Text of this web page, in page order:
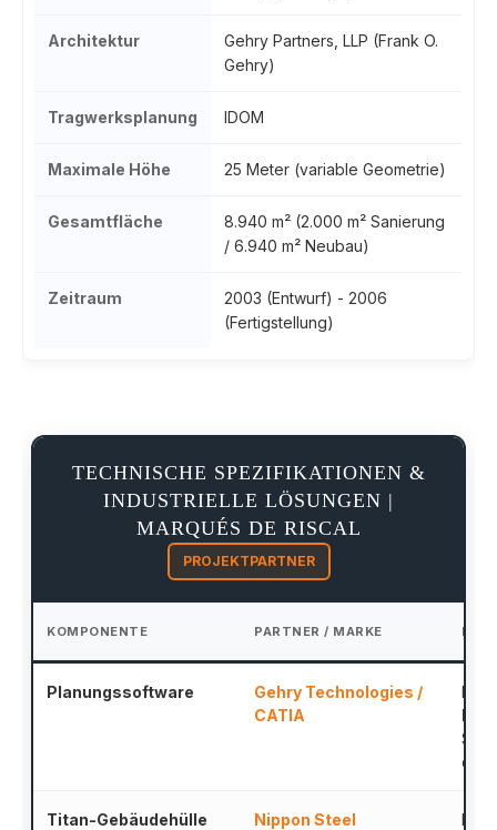
Architektur
Gehry Partners, LLP (Frank O.
Gehry)
Tragwerksplanung IDOM
Maximale Höhe 25 Meter (variable Geometrie)
Gesamtfläche
8.940 m² (2.000 m² Sanierung
/ 6.940 m² Neubau)
Zeitraum
2003 (Entwurf) - 2006
(Fertigstellung)
TECHNISCHE SPEZIFIKATIONEN &
INDUSTRIELLE LÖSUNGEN |
MARQUÉS DE RISCAL
PROJEKTPARTNER
KOMPONENTE PARTNER / MARKE
Planungssoftware
Gehry Technologies /
CATIA
der
Titan-Gebäudehülle
Nippon Steel